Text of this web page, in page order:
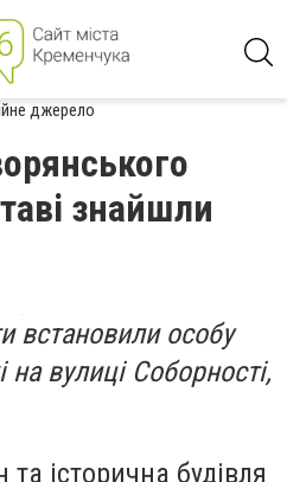
джерело
знайшли
встановили особу
вулиці Соборності,
історична будівля